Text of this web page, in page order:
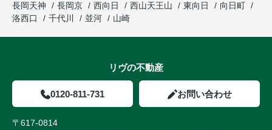
長岡天神
長岡京 西向日 西山天王山 東向日
向日町
洛西口
千代川 並河 山崎
リヴの不動産
0120-811-731 お問い合わせ
〒617-0814